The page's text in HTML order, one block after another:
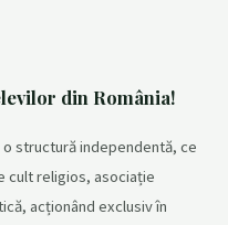
din România!
structură independentă, ce
cult religios, asociație
acționând exclusiv în